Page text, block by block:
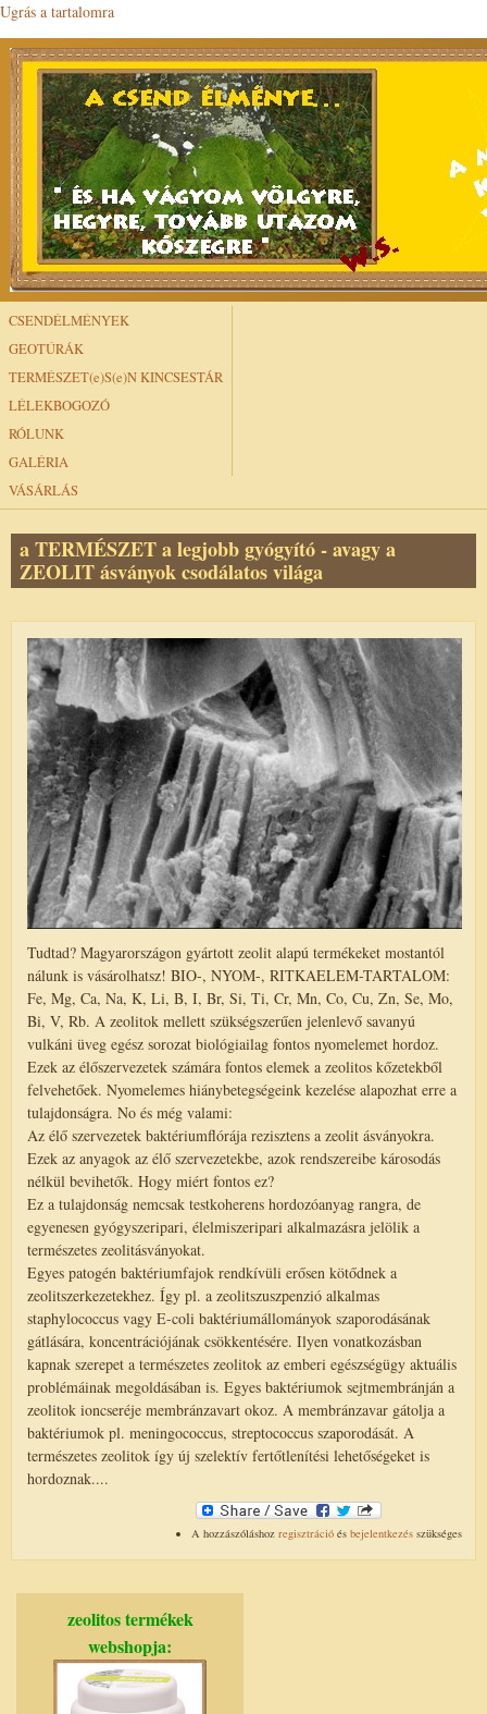
Ugrás a tartalomra
CSENDÉLMÉNYEK
GEOTÚRÁK
TERMÉSZET(e)S(e)N KINCSESTÁR
LÉLEKBOGOZÓ
RÓLUNK
GALÉRIA
VÁSÁRLÁS
a TERMÉSZET a legjobb gyógyító - avagy a
ZEOLIT ásványok csodálatos világa
Tudtad? Magyarországon gyártott zeolit alapú termékeket mostantól
nálunk is vásárolhatsz! BIO-, NYOM-, RITKAELEM-TARTALOM:
Fe, Mg, Ca, Na, K, Li, B, I, Br, Si, Ti, Cr, Mn, Co, Cu, Zn, Se, Mo,
Bi, V, Rb. A zeolitok mellett szükségszerűen jelenlevő savanyú
vulkáni üveg egész sorozat biológiailag fontos nyomelemet hordoz.
Ezek az élőszervezetek számára fontos elemek a zeolitos kőzetekből
felvehetőek. Nyomelemes hiánybetegségeink kezelése alapozhat erre a
tulajdonságra. No és még valami:
Az élő szervezetek baktériumflórája rezisztens a zeolit ásványokra.
Ezek az anyagok az élő szervezetekbe, azok rendszereibe károsodás
nélkül bevihetők. Hogy miért fontos ez?
Ez a tulajdonság nemcsak testkoherens hordozóanyag rangra, de
egyenesen gyógyszeripari, élelmiszeripari alkalmazásra jelölik a
természetes zeolitásványokat.
Egyes patogén baktériumfajok rendkívüli erősen kötődnek a
zeolitszerkezetekhez. Így pl. a zeolitszuszpenzió alkalmas
staphylococcus vagy E-coli baktériumállományok szaporodásának
gátlására, koncentrációjának csökkentésére. Ilyen vonatkozásban
kapnak szerepet a természetes zeolitok az emberi egészségügy aktuális
problémáinak megoldásában is. Egyes baktériumok sejtmembránján a
zeolitok ioncseréje membránzavart okoz. A membránzavar gátolja a
baktériumok pl. meningococcus, streptococcus szaporodását. A
természetes zeolitok így új szelektív fertőtlenítési lehetőségeket is
hordoznak....
A hozzászóláshoz regisztráció és bejelentkezés szükséges
zeolitos termékek
webshopja: